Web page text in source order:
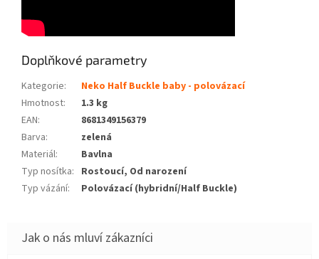
Doplňkové parametry
Kategorie:
Neko Half Buckle baby - polovázací
Hmotnost:
1.3 kg
EAN:
8681349156379
Barva:
zelená
Materiál:
Bavlna
Typ nosítka: Rostoucí, Od narození
Typ vázání: Polovázací (hybridní/Half Buckle)